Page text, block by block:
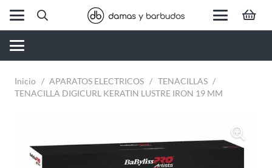
Inicio / APARATOS ELECTRICOS / TENACILLAS /
TENACILLA DIGICURL KERATIN LUSTRE IRON 19 MM